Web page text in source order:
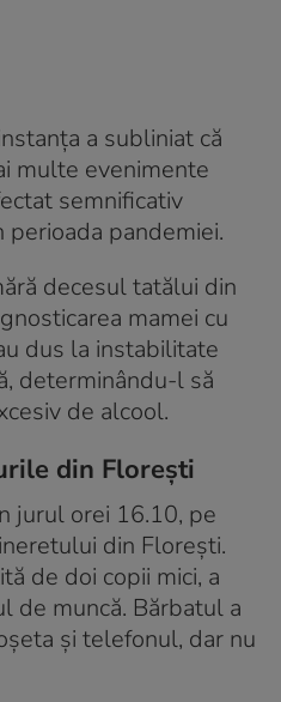
a subliniat că
multe evenimente
semnificativ
pandemiei.
decesul tatălui din
mamei cu
dus la instabilitate
determinându-l să
de alcool.
din Florești
jurul orei 16.10, pe
din Florești.
de doi copii mici, a
de muncă. Bărbatul a
și telefonul, dar nu